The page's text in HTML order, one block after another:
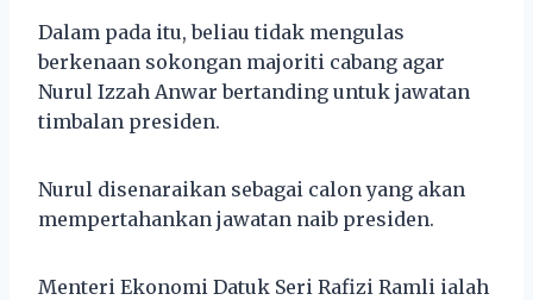
Dalam pada itu, beliau tidak mengulas
berkenaan sokongan majoriti cabang agar
Nurul Izzah Anwar bertanding untuk jawatan
timbalan presiden.
Nurul disenaraikan sebagai calon yang akan
mempertahankan jawatan naib presiden.
Menteri Ekonomi Datuk Seri Rafizi Ramli ialah